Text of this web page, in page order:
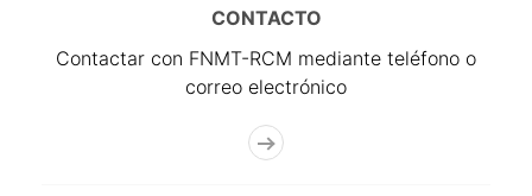
CONTACTO
Contactar con FNMT-RCM mediante teléfono o
correo electrónico